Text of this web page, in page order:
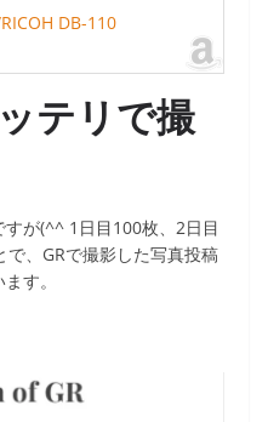
DB-110
テリで撮
が(^^ 1日目100枚、2日目
、GRで撮影した写真投稿
す。